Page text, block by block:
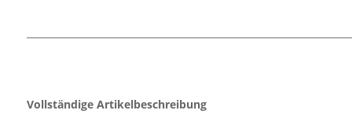
Vollständige Artikelbeschreibung